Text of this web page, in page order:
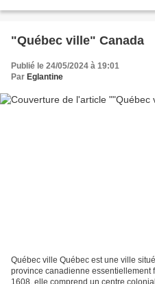
"Québec ville" Canada
Publié le 24/05/2024 à 19:01
Par Eglantine
Québec ville Québec est une ville
province canadienne essentiellement
1608, elle comprend un centre